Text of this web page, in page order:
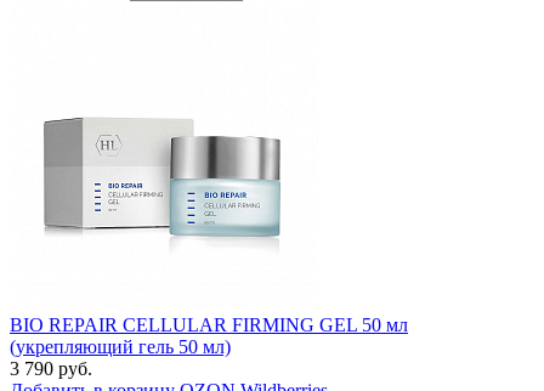
BIO REPAIR CELLULAR FIRMING GEL 50 мл
(укрепляющий гель 50 мл)
3 790 руб.